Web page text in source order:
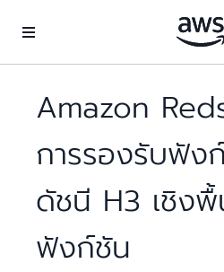
Amazon
การรองรับฟัง
ดัชนี H3 เชิง
ฟังก์ชัน